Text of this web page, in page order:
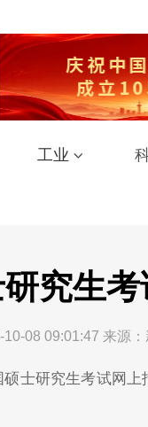
工业
究生
10-08 09:01:47 来源：
士研究生考试网